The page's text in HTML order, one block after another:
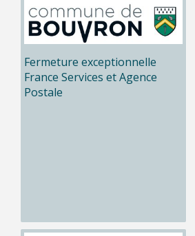
Fermeture exceptionnelle
France Services et Agence
Postale